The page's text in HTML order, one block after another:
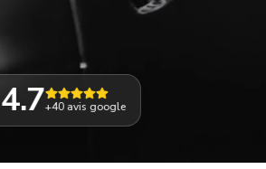
4.7+40avis google